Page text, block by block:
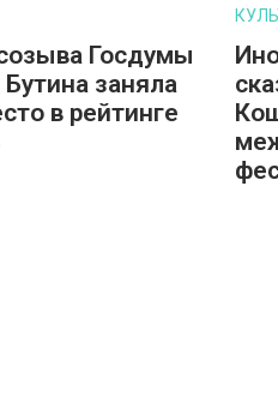
Госдумы
заняла
в рейтинге